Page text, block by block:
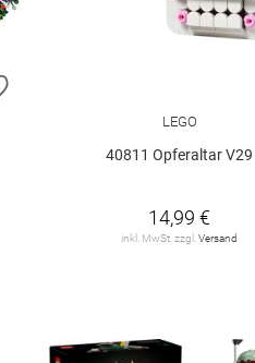
ZUR WUNSCHLISTE HINZUFÜGEN
LEGO
40811 Opferaltar V29
14,99 €
inkl. MwSt. zzgl.Versand